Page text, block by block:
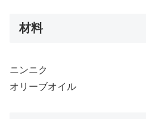
材料
ニンニク
オリーブオイル